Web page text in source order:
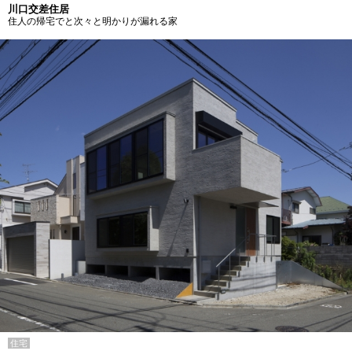
川口交差住居
住人の帰宅でと次々と明かりが漏れる家
住宅